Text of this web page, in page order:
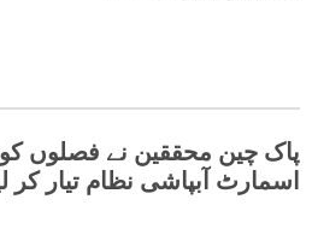
پاک چین محققین نے فصلوں
اسمارٹ آبپاشی نظام تیار کر